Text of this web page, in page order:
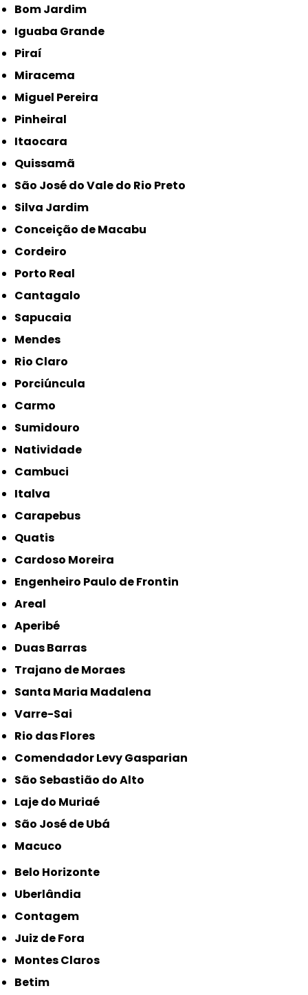
Bom Jardim
Iguaba Grande
Piraí
Miracema
Miguel Pereira
Pinheiral
Itaocara
Quissamã
São José do Vale do Rio Preto
Silva Jardim
Conceição de Macabu
Cordeiro
Porto Real
Cantagalo
Sapucaia
Mendes
Rio Claro
Porciúncula
Carmo
Sumidouro
Natividade
Cambuci
Italva
Carapebus
Quatis
Cardoso Moreira
Engenheiro Paulo de Frontin
Areal
Aperibé
Duas Barras
Trajano de Moraes
Santa Maria Madalena
Varre-Sai
Rio das Flores
Comendador Levy Gasparian
São Sebastião do Alto
Laje do Muriaé
São José de Ubá
Macuco
Belo Horizonte
Uberlândia
Contagem
Juiz de Fora
Montes Claros
Betim